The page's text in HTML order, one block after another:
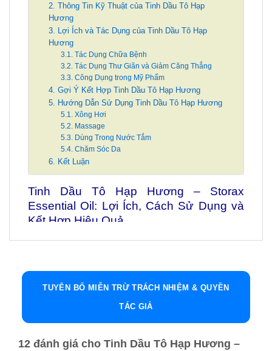
2. Thông Tin Kỹ Thuật của Tinh Dầu Tô Hạp
Hương
3. Lợi Ích và Tác Dụng của Tinh Dầu Tô Hạp
Hương
3.1. Tác Dụng Chữa Bệnh
3.2. Tác Dụng Thư Giãn và Giảm Căng Thẳng
3.3. Công Dụng trong Mỹ Phẩm
4. Gợi Ý Kết Hợp Tinh Dầu Tô Hạp Hương
5. Hướng Dẫn Sử Dụng Tinh Dầu Tô Hạp Hương
5.1. Xông Hơi
5.2. Massage
5.3. Dùng Trong Nước Tắm
5.4. Chăm Sóc Da
6. Kết Luận
Tinh Dầu Tô Hạp Hương – Storax
Essential Oil: Lợi Ích, Cách Sử Dụng và
Kết Hợp Hiệu Quả
Tinh dầu Tô Hạp Hương (Storax Essential Oil) là
xuất từ nhựa cây Liquidambar orientalis và
Liquidambar styraciflua. Tinh dầu này nổi bật với
nhiều công dụng tuyệt vời trong y học, chăm sóc
Từ lâu, tinh dầu Tô Hạp Hương đã được ứng
TUYÊN BỐ MIỄN TRỪ TRÁCH NHIỆM & QUYỀN
TÁC GIẢ
12 đánh giá cho Tinh Dầu Tô Hạp Hương –